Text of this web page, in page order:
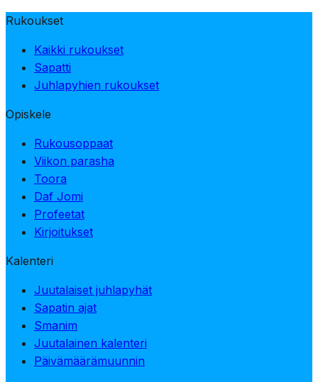
Rukoukset
Kaikki rukoukset
Sapatti
Juhlapyhien rukoukset
Opiskele
Rukousoppaat
Viikon parasha
Toora
Daf Jomi
Profeetat
Kirjoitukset
Kalenteri
Juutalaiset juhlapyhät
Sapatin ajat
Smanim
Juutalainen kalenteri
Päivämäärämuunnin